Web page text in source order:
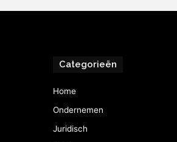
Categorieën
Home
Ondernemen
Juridisch